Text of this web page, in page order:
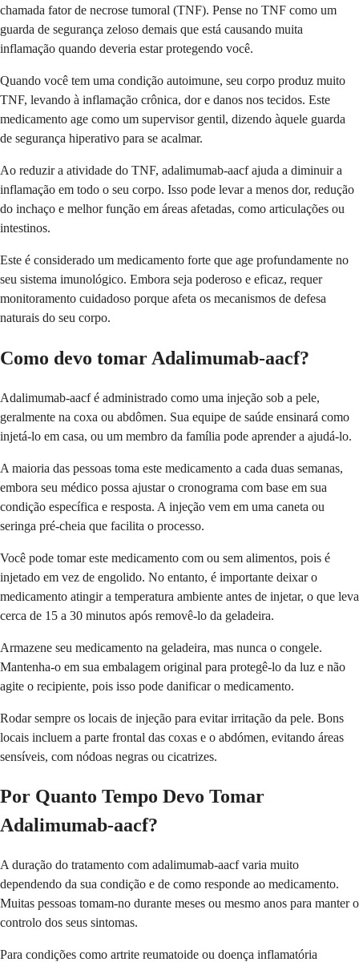
chamada fator de necrose tumoral (TNF). Pense no TNF como um
guarda de segurança zeloso demais que está causando muita
inflamação quando deveria estar protegendo você.
Quando você tem uma condição autoimune, seu corpo produz muito
TNF, levando à inflamação crônica, dor e danos nos tecidos. Este
medicamento age como um supervisor gentil, dizendo àquele guarda
de segurança hiperativo para se acalmar.
Ao reduzir a atividade do TNF, adalimumab-aacf ajuda a diminuir a
inflamação em todo o seu corpo. Isso pode levar a menos dor, redução
do inchaço e melhor função em áreas afetadas, como articulações ou
intestinos.
Este é considerado um medicamento forte que age profundamente no
seu sistema imunológico. Embora seja poderoso e eficaz, requer
monitoramento cuidadoso porque afeta os mecanismos de defesa
naturais do seu corpo.
Como devo tomar Adalimumab-aacf?
Adalimumab-aacf é administrado como uma injeção sob a pele,
geralmente na coxa ou abdômen. Sua equipe de saúde ensinará como
injetá-lo em casa, ou um membro da família pode aprender a ajudá-lo.
A maioria das pessoas toma este medicamento a cada duas semanas,
embora seu médico possa ajustar o cronograma com base em sua
condição específica e resposta. A injeção vem em uma caneta ou
seringa pré-cheia que facilita o processo.
Você pode tomar este medicamento com ou sem alimentos, pois é
injetado em vez de engolido. No entanto, é importante deixar o
medicamento atingir a temperatura ambiente antes de injetar, o que leva
cerca de 15 a 30 minutos após removê-lo da geladeira.
Armazene seu medicamento na geladeira, mas nunca o congele.
Mantenha-o em sua embalagem original para protegê-lo da luz e não
agite o recipiente, pois isso pode danificar o medicamento.
Rodar sempre os locais de injeção para evitar irritação da pele. Bons
locais incluem a parte frontal das coxas e o abdómen, evitando áreas
sensíveis, com nódoas negras ou cicatrizes.
Por Quanto Tempo Devo Tomar
Adalimumab-aacf?
A duração do tratamento com adalimumab-aacf varia muito
dependendo da sua condição e de como responde ao medicamento.
Muitas pessoas tomam-no durante meses ou mesmo anos para manter o
controlo dos seus sintomas.
Para condições como artrite reumatoide ou doença inflamatória